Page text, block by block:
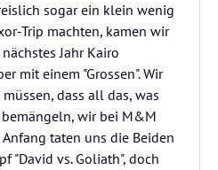
sogar ein klein wenig
Trip machten, kamen wir
Jahr Kairo
mit einem "Grossen". Wir
dass all das, was
wir bei M&M
taten uns die Beiden
"David vs. Goliath", doch